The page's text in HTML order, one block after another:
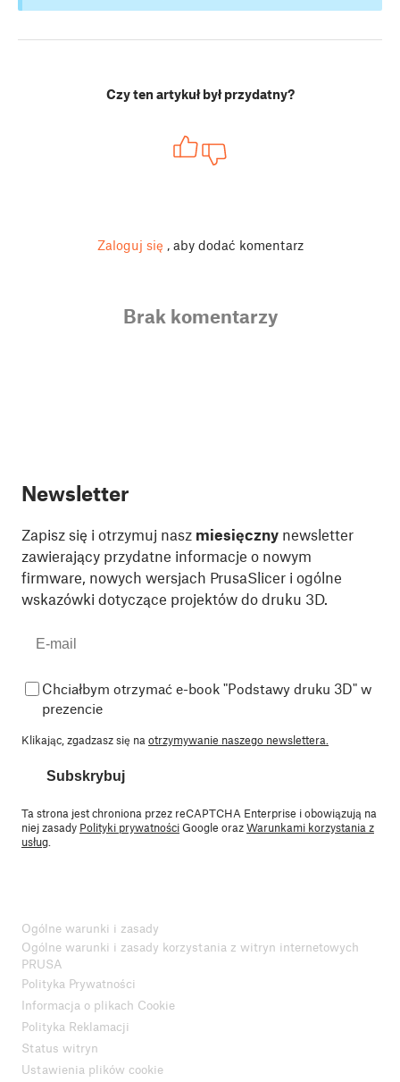
Czy ten artykuł był przydatny?
Zaloguj się , aby dodać komentarz
Brak komentarzy
Newsletter
Zapisz się i otrzymuj nasz miesięczny newsletter
zawierający przydatne informacje o nowym
firmware, nowych wersjach PrusaSlicer i ogólne
wskazówki dotyczące projektów do druku 3D.
Chciałbym otrzymać e-book "Podstawy druku 3D" w
prezencie
Klikając, zgadzasz się na otrzymywanie naszego newslettera.
Subskrybuj
Ta strona jest chroniona przez reCAPTCHA Enterprise i obowiązują na
niej zasady Polityki prywatnościGoogle orazWarunkami korzystania z
usług
Ogólne warunki i zasady
Ogólne warunki i zasady korzystania z witryn internetowych
PRUSA
Polityka Prywatności
Informacja o plikach Cookie
Polityka Reklamacji
Status witryn
Ustawienia plików cookie